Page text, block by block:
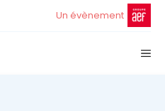
Un évènement